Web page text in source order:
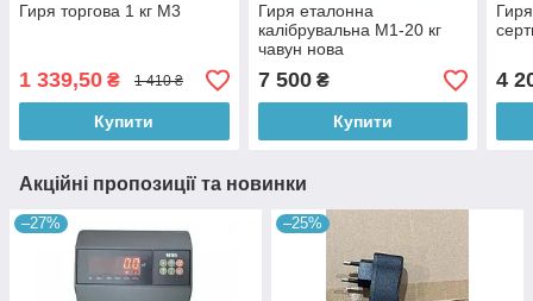
Гиря торгова 1 кг М3
1 339,50 ₴ 1 410 ₴
Купити
Гиря еталонна
калібрувальна М1-20 кг
чавун нова
7 500₴
Купити
4
Акційні пропозиції та новинки
–27% –25%